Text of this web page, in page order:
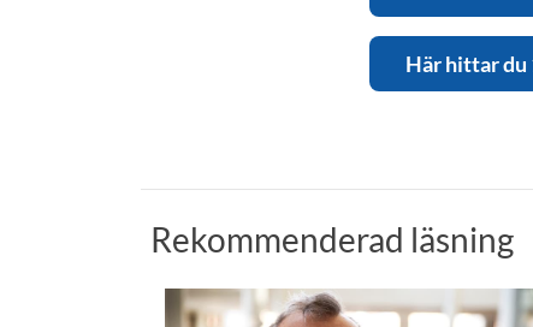
Här hittar
Rekommenderad läsning